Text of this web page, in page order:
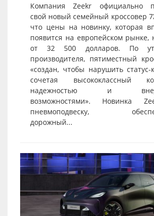
Компания Zeekr официально
свой новый семейный кроссовер
что цены на новинку, которая
появится на европейском рынке,
от 32 500 долларов. По
производителя, пятиместный
«создан, чтобы нарушить статус-
сочетая высококлассный
надежностью и
возможностями». Новинка
пневмоподвеску,
дорожный...